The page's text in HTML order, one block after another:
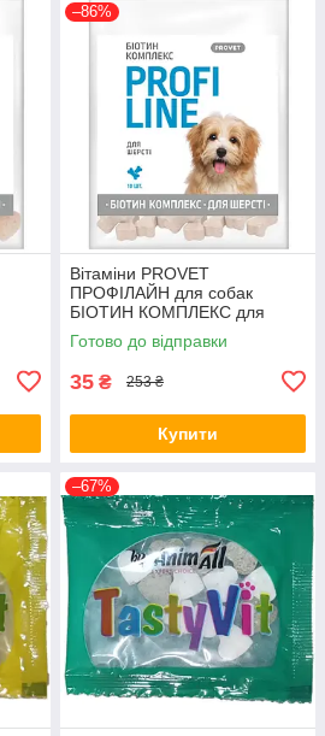
–86%
Вітаміни PROVET
ПРОФІЛАЙН для собак
БІОТИН КОМПЛЕКС для
шерсті 10 табл (*)
Готово до відправки
35 ₴ 253 ₴
Купити
–67%